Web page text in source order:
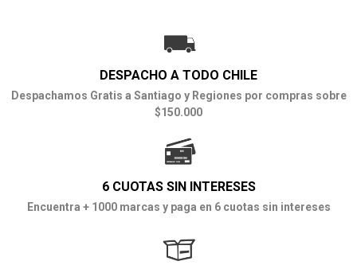
DESPACHO A TODO CHILE
Despachamos Gratis a Santiago y Regiones por compras sobre
$150.000
6 CUOTAS SIN INTERESES
Encuentra + 1000 marcas y paga en 6 cuotas sin intereses